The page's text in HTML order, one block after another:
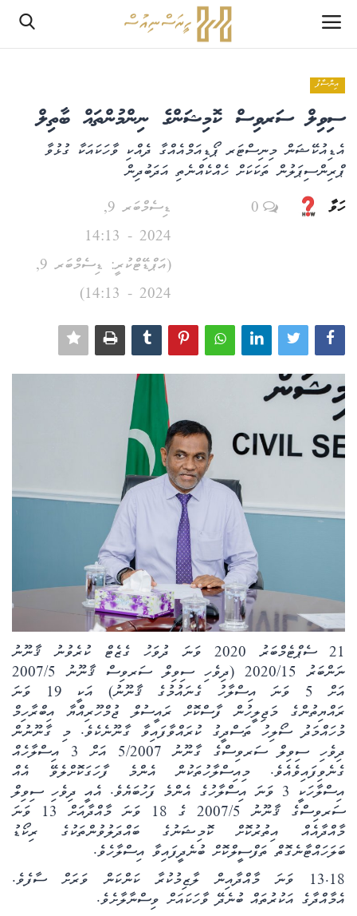
ރެޖިސްޓަރ
ހޯމް
އެޑިޓޯރިއަލް
ކޮލަމް
ދޭސީ ހަބަރު
ބިދޭސީ ހަބަރު
ހަށިހެޔޮވެށި
ބަހަވީވެށި
ހީރަސްތަރި
އިންސާފު
ސިވިލް ސަރވިސް ކޮމިޝަންގެ ނިންމުންތައް ބާތިލް
އެޑިއުކޭޝަން މިނިސްޓަރ ޕޯޑިއަމްއެއްގާ ދެއްކި ވާހަކައަކާ ގުޅުވާ
ޕްރިންސިޕަލުން ތަކަކަށް ހެއްކެއްނެތި އަދަބުދިން
ހަވާ
ޑިސެމްބަރ 9,
2024 - 14:13
(އަޕްޑޭޓްކުރީ: ޑިސެމްބަރ 9,
2024 - 14:13)
0
21 ސެޕްޓެމްބަރު 2020 ވަނަ ދުވަހު ގެޒެޓް ކުރެވުނު ޤާނޫނު
ނަންބަރު 2020/15 (ދިވެހި ސިވިލް ސަރވިސް ޤާނޫނު 2007/5
އަށް 5 ވަނަ އިސްލާހު ގެނައުމުގެ ޤާނޫނު) އަކީ 19 ވަނަ
ރައްޔިތުންގެ މަޖިލީހުން ފާސްކޮށް ރައީސުލް ޖުމްހޫރިއްޔާ އިބްރާހިމް
މުހައްމަދު ސޯލިހު ތަސްދީގު ކުރައްވާފައިވާ ގާނޫނެކެވެ. މި ގާނޫނުން
ދިވެހި ސިވިލް ސަރވިސްގެ ގާނޫނު 5/2007 އަށް 3 އިސްލާހެއް
ގެނެވިފައިވެއެވެ. މިއިސްލާހުތަކުން އެންމެ ފާހަގަކޮށްލެވޭ އެއް
އިސްލާހަކީ 3 ވަނަ އިސްލާހުގެ އެންމެ ފަހުބަޔެވެ. އެއީ ދިވެހި ސިވިލް
ސަރވިސްގެ ޤާނޫނު 2007/5 ގެ 18 ވަނަ މާއްދާއަށް 13 ވަނަ
މާއްދާއެއް އިތުރުކޮށް ކޮމިޝަނުގެ ބައްދަލުވުންތަކުގެ ރިކޯޑު
ބަލަހައްޓާނެގޮތް ތަފްސީލްކޮށް ބުނެދީފައިވާ އިސްލާހެވެ.
13.18 ވަނަ މާއްދާއިން ލާޒިމުކުރާ ކަންކަން ވަރަށް ސާފެވެ.
އެމާއްދާގެ އަކުރުތައް ބުނެދޭ ވާހަކައަށް ވިސްނާލާށެވެ.